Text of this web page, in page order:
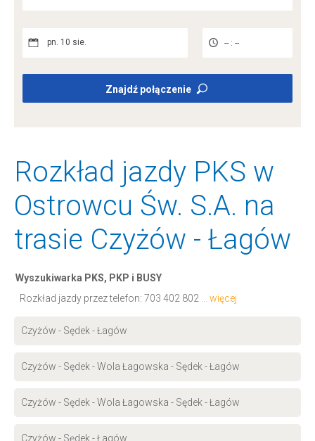
pn. 10 sie. -- : --
Znajdź połączenie
Rozkład jazdy PKS w
Ostrowcu Św. S.A. na
trasie Czyżów - Łagów
Wyszukiwarka PKS, PKP i BUSY
Rozkład jazdy przez telefon: 703 402 802 ... więcej
Czyżów - Sędek - Łagów
Czyżów - Sędek - Wola Łagowska - Sędek - Łagów
Czyżów - Sędek - Wola Łagowska - Sędek - Łagów
Czyżów - Sędek - Łagów